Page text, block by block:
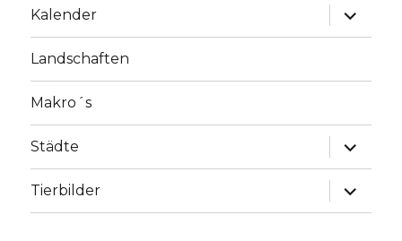
Kalender
Landschaften
Makro´s
Städte
Tierbilder